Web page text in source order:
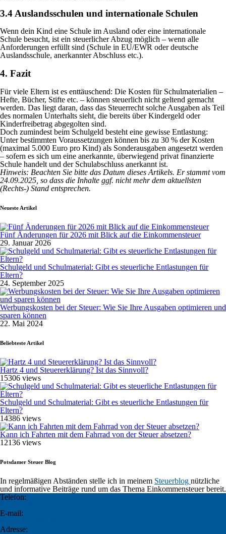
3.4 Auslandsschulen und internationale Schulen
Wenn dein Kind eine Schule im Ausland oder eine internationale
Schule besucht, ist ein steuerlicher Abzug möglich – wenn alle
Anforderungen erfüllt sind (Schule in EU/EWR oder deutsche
Auslandsschule, anerkannter Abschluss etc.).
4. Fazit
Für viele Eltern ist es enttäuschend: Die Kosten für Schulmaterialien –
Hefte, Bücher, Stifte etc. – können steuerlich nicht geltend gemacht
werden. Das liegt daran, dass das Steuerrecht solche Ausgaben als Teil
des normalen Unterhalts sieht, die bereits über Kindergeld oder
Kinderfreibetrag abgegolten sind.
Doch zumindest beim Schulgeld besteht eine gewisse Entlastung:
Unter bestimmten Voraussetzungen können bis zu 30 % der Kosten
(maximal 5.000 Euro pro Kind) als Sonderausgaben angesetzt werden
– sofern es sich um eine anerkannte, überwiegend privat finanzierte
Schule handelt und der Schulabschluss anerkannt ist.
Hinweis: Beachten Sie bitte das Datum dieses Artikels. Er stammt vom
24.09.2025, so dass die Inhalte ggf. nicht mehr dem aktuellsten
(Rechts-) Stand entsprechen.
Neueste Artikel
Fünf Änderungen für 2026 mit Blick auf die Einkommensteuer
29. Januar 2026
Schulgeld und Schulmaterial: Gibt es steuerliche Entlastungen für
Eltern?
24. September 2025
Werbungskosten bei der Steuer: Wie Sie Ihre Ausgaben optimieren und
sparen können
22. Mai 2024
Beliebteste Artikel
Hartz 4 und Steuererklärung? Ist das Sinnvoll?
15306 views
Schulgeld und Schulmaterial: Gibt es steuerliche Entlastungen für
Eltern?
14386 views
Kann ich Fahrten mit dem Fahrrad von der Steuer absetzen?
12136 views
Potsdamer Steuer Blog
In regelmäßigen Abständen stelle ich in meinem Steuerblog nützliche
und informative Beiträge rund um das Thema Einkommensteuer bereit.
Telefon:
E-mail:
Adresse: